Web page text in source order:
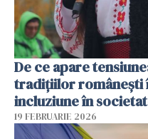
De ce apare
tradițiilor românești
incluziune în
19 FEBRUARIE 2026